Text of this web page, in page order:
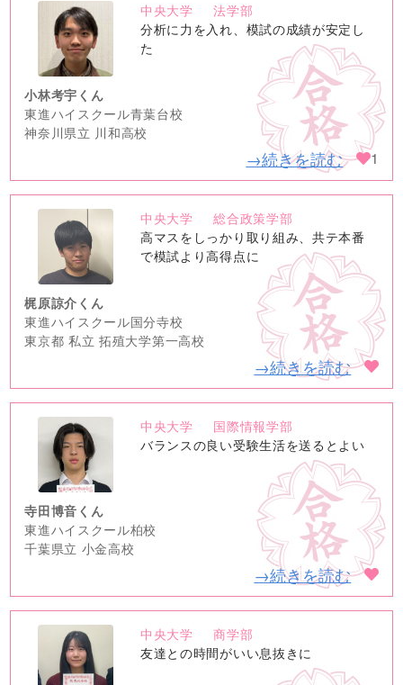
no
image
中央大学
法学部
分析に力を入れ、模試の成績が安定し
た
小林考宇くん
東進ハイスクール青葉台校
神奈川県立 川和高校
→続きを読む 1
no
image
中央大学
総合政策学部
高マスをしっかり取り組み、共テ本番
で模試より高得点に
梶原諒介くん
東進ハイスクール国分寺校
東京都 私立 拓殖大学第一高校
→続きを読む
no
image
中央大学
国際情報学部
バランスの良い受験生活を送るとよい
寺田博音くん
東進ハイスクール柏校
千葉県立 小金高校
→続きを読む
no
image
中央大学
商学部
友達との時間がいい息抜きに